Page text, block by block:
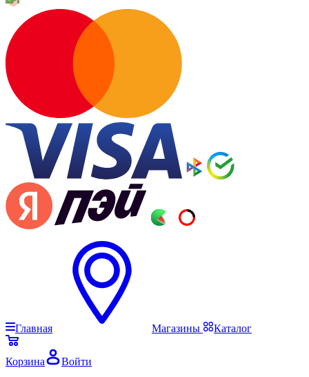
Главная Магазины Каталог
Корзина Войти